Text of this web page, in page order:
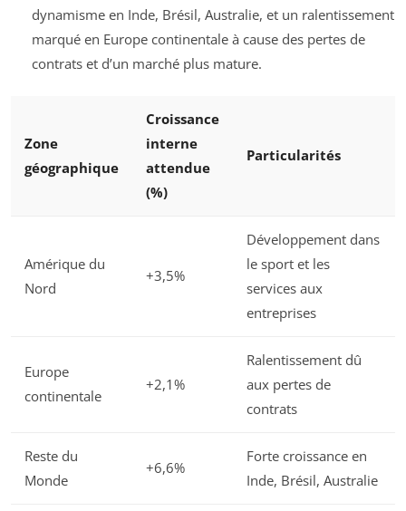
dynamisme en Inde, Brésil, Australie, et un ralentissement
marqué en Europe continentale à cause des pertes de
contrats et d’un marché plus mature.
Zone
géographique
Croissance
interne
attendue
(%)
Particularités
Amérique du
Nord
+3,5%
Développement dans
le sport et les
services aux
entreprises
Europe
continentale
+2,1%
Ralentissement dû
aux pertes de
contrats
Reste du
Monde
+6,6%
Forte croissance en
Inde, Brésil, Australie